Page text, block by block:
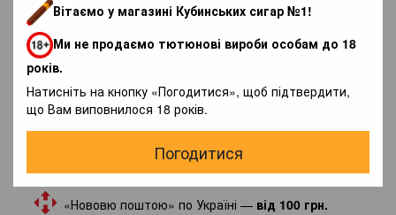
Вітаємо у магазині Кубинських сигар №1!
Ми не продаємо тютюнові вироби особам до 18
років.
Натисніть на кнопку «Погодитися», щоб підтвердити,
що Вам виповнилося 18 років.
Погодитися
Додайте перший відгук
Написати відгук
Доставка Оплата
«Нововю поштою» по Україні — від 100 грн.